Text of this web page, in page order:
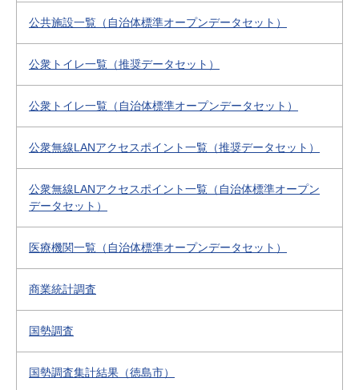
公共施設一覧（自治体標準オープンデータセット）
公衆トイレ一覧（推奨データセット）
公衆トイレ一覧（自治体標準オープンデータセット）
公衆無線LANアクセスポイント一覧（推奨データセット）
公衆無線LANアクセスポイント一覧（自治体標準オープン
データセット）
医療機関一覧（自治体標準オープンデータセット）
商業統計調査
国勢調査
国勢調査集計結果（徳島市）